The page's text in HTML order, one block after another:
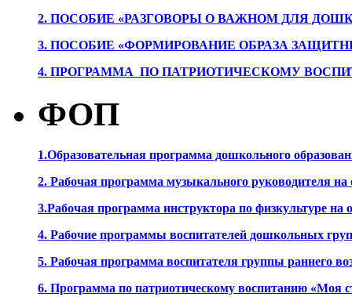
2. ПОСОБИЕ «РАЗГОВОРЫ О ВАЖНОМ ДЛЯ
3. ПОСОБИЕ «ФОРМИРОВАНИЕ ОБРАЗА
4. ПРОГРАММА ПО ПАТРИОТИЧЕСКОМУ
ФОП
1.Образовательная программа дошкольного
2. Рабочая программа музыкального руководителя
3.Рабочая программа инструктора по физкультуре
4. Рабочие программы воспитателей дошкольных
5. Рабочая программа воспитателя группы раннего
6. Программа по патриотическому воспитанию «Моя